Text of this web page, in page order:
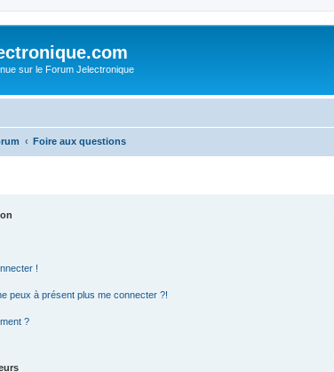
sur le Forum Jelectronique
Foire aux questions
!
peux à présent plus me connecter ?!
?